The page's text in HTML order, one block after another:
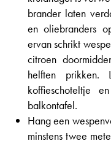
brander laten
en oliebranders
ervan schrikt
citroen
helften
koffieschoteltje
balkontafel.
Hang een
minstens twee